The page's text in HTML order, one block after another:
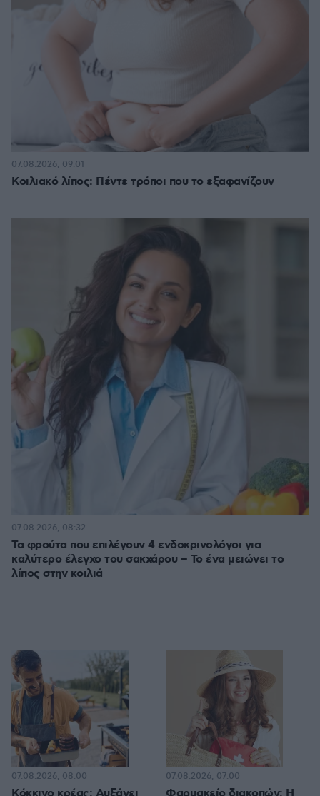
Κοιλιακό λίπος: Πέντε τρόποι που το εξαφανίζουν
07.08.2026, 09:01
Τα φρούτα που επιλέγουν 4 ενδοκρινολόγοι για
καλύτερο έλεγχο του σακχάρου – Το ένα μειώνει το
λίπος στην κοιλιά
07.08.2026, 08:32
07.08.2026, 08:00 07.08.2026, 07:00